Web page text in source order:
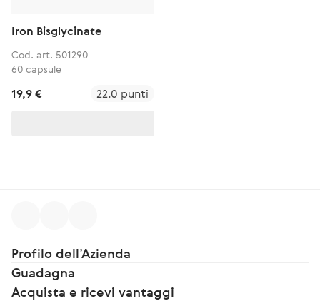
Iron Bisglycinate
Cod. art. 501290
60 capsule
19,9 € 22.0 punti
Profilo dell’Azienda
Guadagna
Acquista e ricevi vantaggi